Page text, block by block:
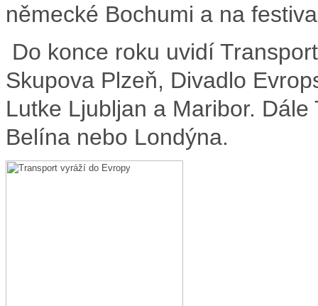
německé Bochumi a na
Do konce roku uvidí
Skupova Plzeň, Divadlo
Lutke Ljubljan a Maribor.
Belína nebo Londýna.